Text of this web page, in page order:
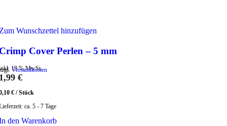
Wunschzettel hinzufügen
Cover Perlen – 5 mm
19 % MwSt.
Versandkosten
€
€ /Stück
ca. 5 - 7 Tage
den Warenkorb